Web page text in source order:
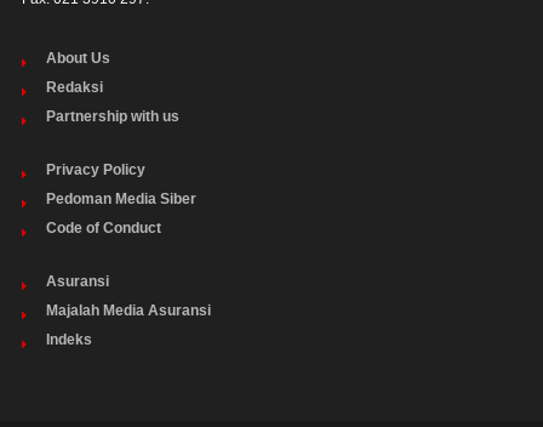
About Us
Redaksi
Partnership with us
Privacy Policy
Pedoman Media Siber
Code of Conduct
Asuransi
Majalah Media Asuransi
Indeks